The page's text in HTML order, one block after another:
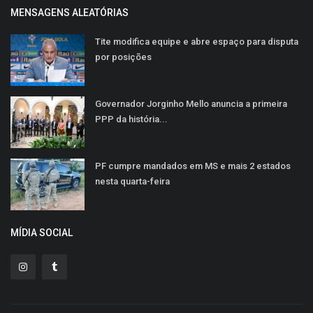
MENSAGENS ALEATÓRIAS
Tite modifica equipe e abre espaço para disputa
por posições
Governador Jorginho Mello anuncia a primeira
PPP da história...
PF cumpre mandados em MS e mais 2 estados
nesta quarta-feira
MÍDIA SOCIAL